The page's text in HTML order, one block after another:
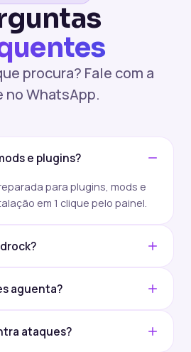
procura? Fale com a
no WhatsApp.
e plugins?
para plugins, mods e
em 1 clique pelo painel.
aguenta?
de jogadores.
ataques?